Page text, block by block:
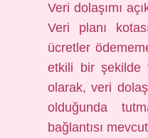
Veri dolaşımı
Veri planı
ücretler
etkili bir şekilde
olarak, veri
olduğunda
bağlantısı